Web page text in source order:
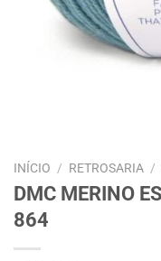
INÍCIO / RETROSARIA /
DMC MERINO
864